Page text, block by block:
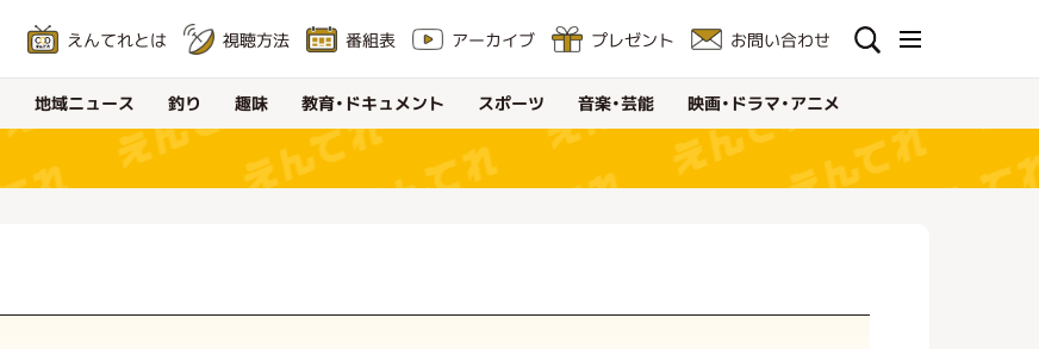
えんてれとは 視聴方法 番組表 アーカイブ プレゼント お問い合わせ
地域ニュース 釣り 趣味 教育・ドキュメント スポーツ 音楽・芸能 映画・ドラマ・アニメ